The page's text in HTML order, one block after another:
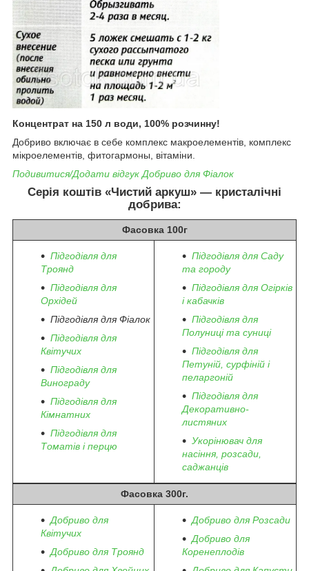
Концентрат на 150 л води, 100% розчинну!
Добриво включає в себе комплекс макроелементів, комплекс
мікроелементів, фитогармоны, вітаміни.
Подивитися/Додати відгук Добриво для Фіалок
Серія коштів «Чистий аркуш» — кристалічні
добрива:
Фасовка 100г
Підгодівля для
Троянд
Підгодівля для
Орхідей
Підгодівля для Фіалок
Підгодівля для
Квітучих
Підгодівля для
Винограду
Підгодівля для
Кімнатних
Підгодівля для
Томатів і перцю
Підгодівля для Саду
та городу
Підгодівля для Огірків
і кабачків
Підгодівля для
Полуниці та суниці
Підгодівля для
Петуній, сурфіній і
пеларгоній
Підгодівля для
Декоративно-
листяних
Укорінювач для
насіння, розсади,
саджанців
Фасовка 300г.
Добриво для
Квітучих
Добриво для Троянд
Добриво для Розсади
Добриво для
Коренеплодів